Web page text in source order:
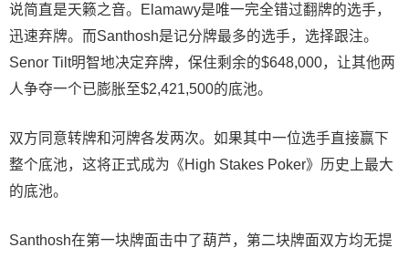
说简直是天籁之音。Elamawy是唯一完全错过翻牌的选手，
迅速弃牌。而Santhosh是记分牌最多的选手，选择跟注。
Senor Tilt明智地决定弃牌，保住剩余的$648,000，让其他两
人争夺一个已膨胀至$2,421,500的底池。
双方同意转牌和河牌各发两次。如果其中一位选手直接赢下
整个底池，这将正式成为《High Stakes Poker》历史上最大
的底池。
Santhosh在第一块牌面击中了葫芦，第二块牌面双方均无提